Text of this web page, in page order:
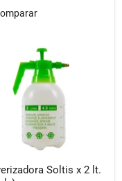
Soltis x 2 lt.